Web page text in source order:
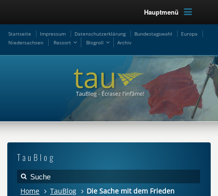
Hauptmenü
Startseite Impressum Datenschutzerklärung Bundestagswahl
Europa
Niedersachsen
Ressort Blogroll Archiv
TauBlog
Home TauBlog Die Sache mit dem Frieden